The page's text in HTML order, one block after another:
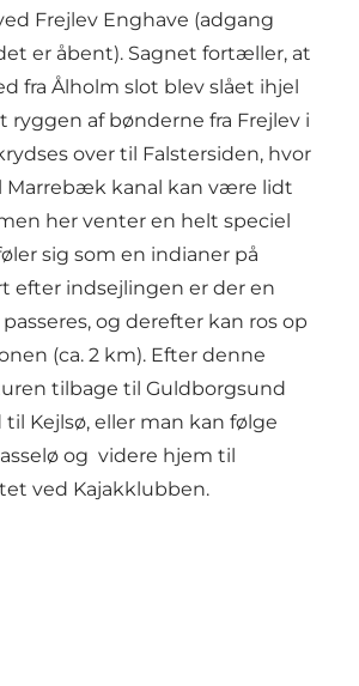
Frejlev Enghave (adgang
er åbent). Sagnet fortæller, at
fra Ålholm slot blev slået ihjel
af bønderne fra Frejlev i
over til Falstersiden, hvor
Marrebæk kanal kan være lidt
her venter en helt speciel
sig som en indianer på
efter indsejlingen er der en
og derefter kan ros op
(ca. 2 km). Efter denne
tilbage til Guldborgsund
Kejlsø, eller man kan følge
og videre hjem til
ved Kajakklubben.